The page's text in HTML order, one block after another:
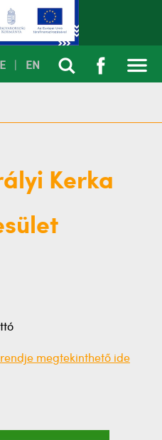
EN
Kerka
megtekinthető ide